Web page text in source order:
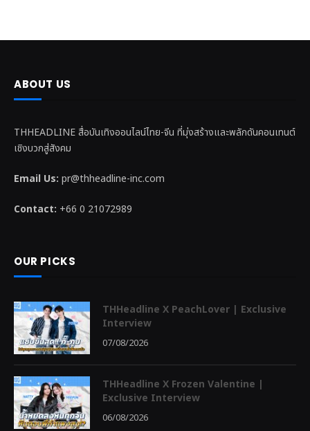
ABOUT US
THHEADLINE สื่อบันเทิงออนไลน์ไทย-จีน ที่มุ่งสร้างและพลักดันคอนเทนต์
เชิงบวกสู่สังคม
Email Us: pr@thheadline-inc.com
Contact: +66 0 21072989
OUR PICKS
THHeadline X PeachLover | Exclusive
Interview
07/08/2026
THHeadline X Frozen Valentine |
Exclusive Interview
06/08/2026